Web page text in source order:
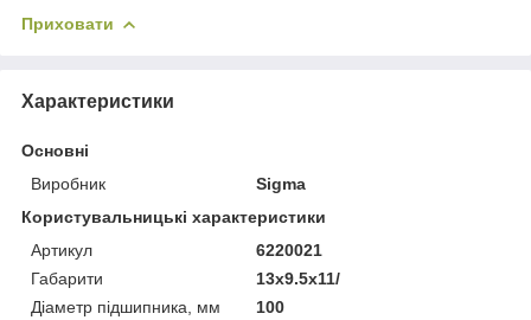
Приховати
Характеристики
Основні
Виробник
Sigma
Користувальницькі характеристики
Артикул
6220021
Габарити
13x9.5x11/
Діаметр підшипника, мм
100